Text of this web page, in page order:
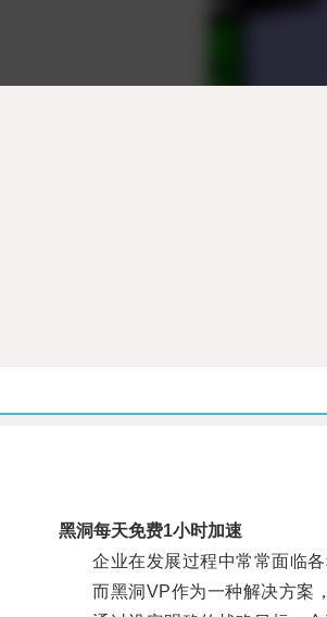
黑洞每天免费1小时加速
企业在发展过程中常常面临各
而黑洞VP作为一种解决方案，